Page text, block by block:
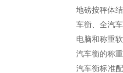
地磅按秤体
车衡、全汽
电脑和称重
汽车衡的称
汽车衡标准